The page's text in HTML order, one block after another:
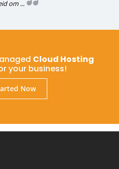
om ...
Cloud Hosting
your business!
Now